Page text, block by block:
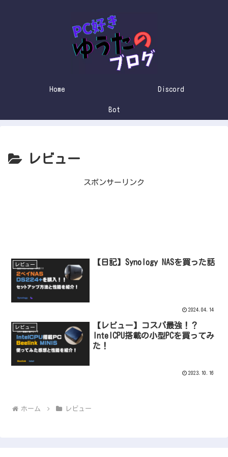
Home Discord
Bot
レビュー
スポンサーリンク
レビュー 【日記】Synology NASを買った話
2024.04.14
レビュー
【レビュー】コスパ最強！？
IntelCPU搭載の小型PCを買ってみ
た！
2023.10.16
ホーム レビュー